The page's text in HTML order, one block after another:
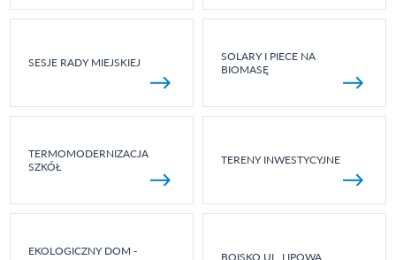
SESJE RADY MIEJSKIEJ
SOLARY I PIECE NA
BIOMASĘ
TERMOMODERNIZACJA
SZKÓŁ
TERENY INWESTYCYJNE
EKOLOGICZNY DOM -
BOISKO UL. LIPOWA